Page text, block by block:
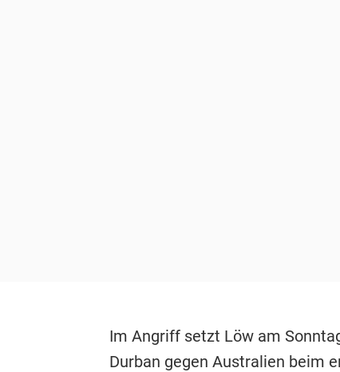
Im Angriff setzt Löw am
Durban gegen Australien beim